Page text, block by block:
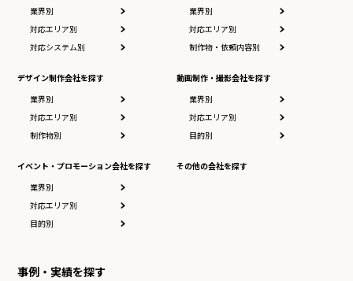
業界別
対応エリア別
対応システム別
デザイン制作会社を探す
業界別
対応エリア別
制作物別
イベント・プロモーション会社を探す
業界別
対応エリア別
目的別
業界別
対応エリア別
制作物・依頼内容別
動画制作・撮影会社を探す
業界別
対応エリア別
目的別
その他の会社を探す
事例・実績を探す